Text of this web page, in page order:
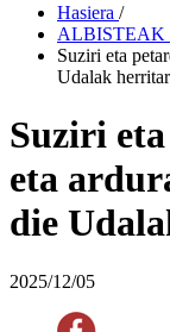
Hasiera /
ALBISTEAK
Suziri eta
Udalak
Suziri
eta
die
2025/12/05